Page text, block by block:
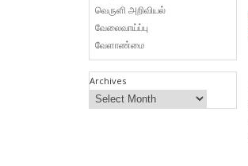
வெருளி அறிவியல்
வேலைவாய்ப்பு
வேளாண்மை
Archives